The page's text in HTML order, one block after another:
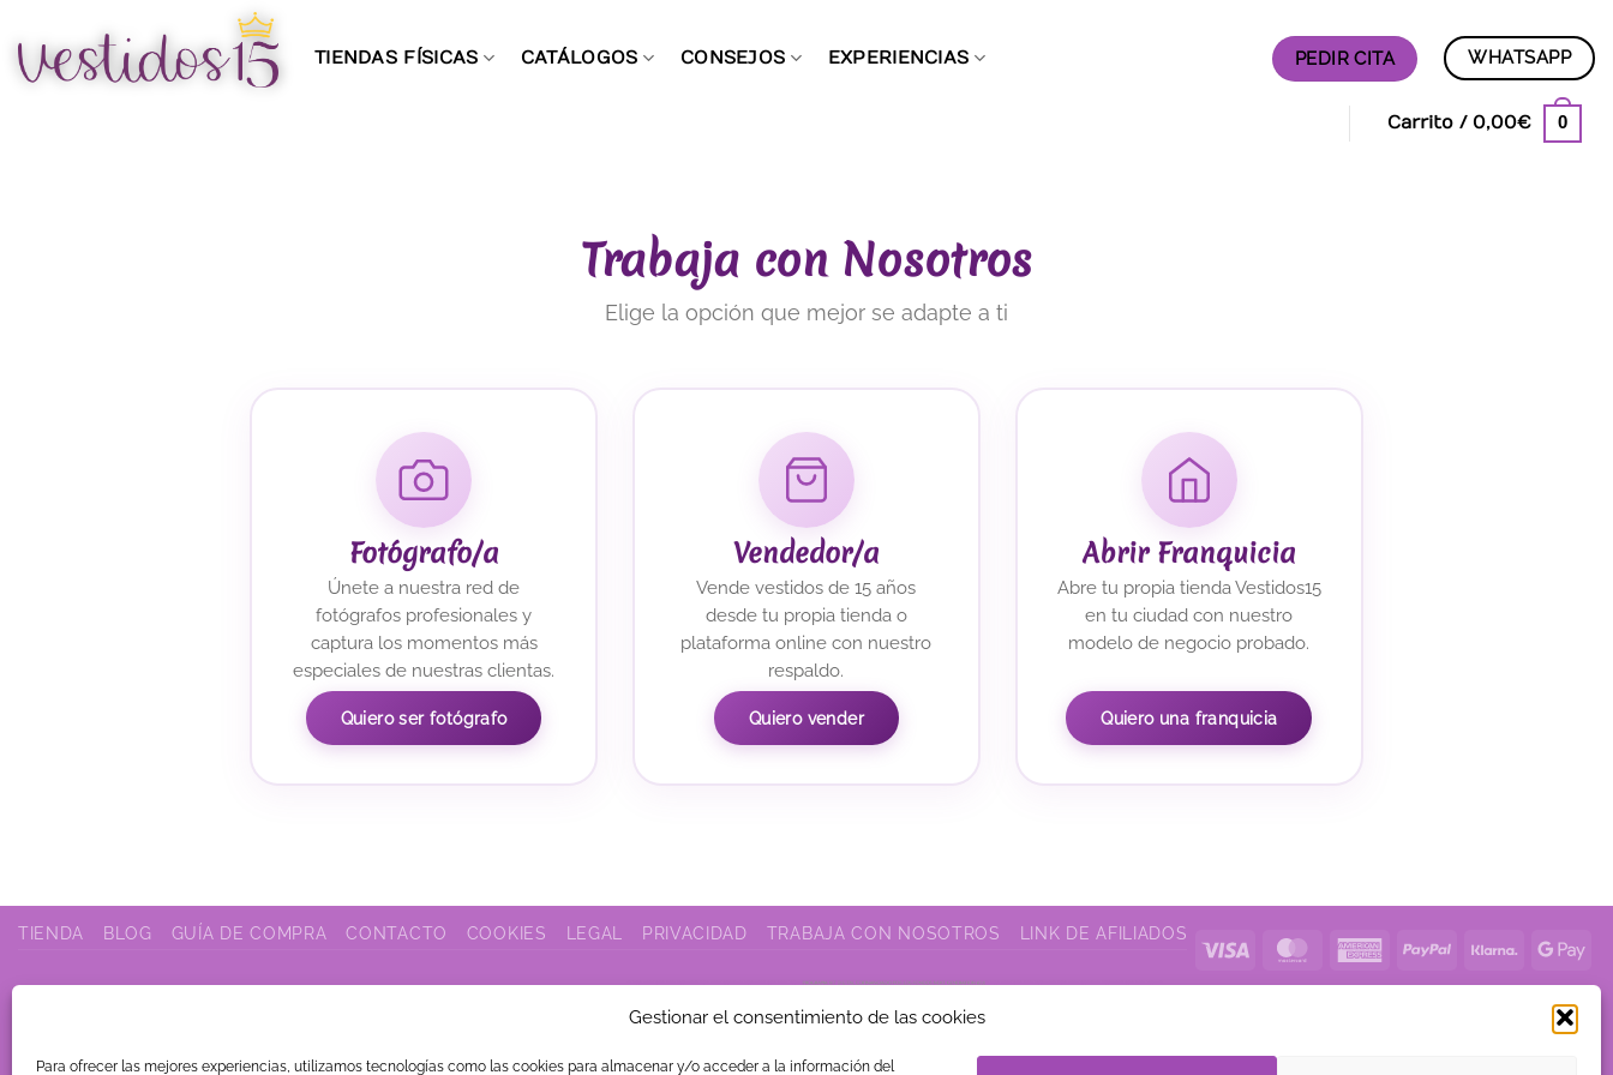
Gestionar el consentimiento de las cookies
Para ofrecer las mejores experiencias, utilizamos tecnologías como las cookies para almacenar y/o acceder a la información del
contenido
TIENDAS FÍSICAS CATÁLOGOS CONSEJOS EXPERIENCIAS PEDIR CITA WHATSAPP
Carrito / 0,00€ 0
Trabaja con Nosotros
Elige la opción que mejor se adapte a ti
Fotógrafo/a
Únete a nuestra red de
fotógrafos profesionales y
captura los momentos más
especiales de nuestras clientas.
Quiero ser fotógrafo
Vendedor/a
Vende vestidos de 15 años
desde tu propia tienda o
plataforma online con nuestro
respaldo.
Quiero vender
Abrir Franquicia
Abre tu propia tienda Vestidos15
en tu ciudad con nuestro
modelo de negocio probado.
Quiero una franquicia
Visa MasterCardAmericanPayPal Klarna
TIENDA BLOG GUÍA DE COMPRA CONTACTO COOKIES LEGAL PRIVACIDAD TRABAJA CON NOSOTROS LINK DE AFILIADOS